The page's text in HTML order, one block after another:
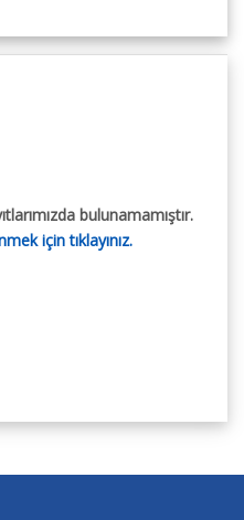
bulunamamıştır.
için tıklayınız.